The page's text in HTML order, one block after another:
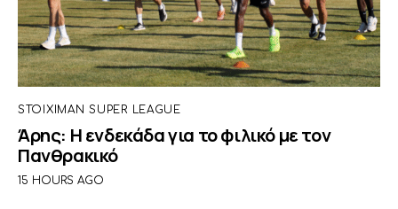
STOIXIMAN SUPER LEAGUE
Άρης: Η ενδεκάδα για το φιλικό με τον
Πανθρακικό
15 HOURS AGO